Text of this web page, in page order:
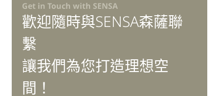
Get in Touch with SENSA
歡迎隨時與SENSA森薩聯
繫
讓我們為您打造理想空
間！